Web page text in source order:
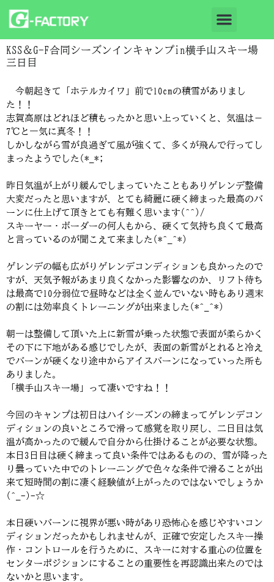
KSS＆G-F合同シーズンインキャンプin横手山スキー場
三日目
今朝起きて「ホテルカイワ」前で10cmの積雪がありまし
た！！
志賀高原はどれほど積もったかと思い上っていくと、気温は－
7℃と一気に真冬！！
しかしながら雪が良過ぎて風が強くて、多くが飛んで行ってし
まったようでした(*_*;
昨日気温が上がり緩んでしまっていたこともありゲレンデ整備
大変だったと思いますが、とても綺麗に硬く締まった最高のバ
ーンに仕上げて頂きとても有難く思います(^^)/
スキーヤー・ボーダーの何人もから、硬くて気持ち良くて最高
と言っているのが聞こえて来ました(*^_^*)
ゲレンデの幅も広がりゲレンデコンディションも良かったので
すが、天気予報があまり良くなかった影響なのか、リフト待ち
は最高で10分弱位で昼時などは全く並んでいない時もあり週末
の割には効率良くトレーニングが出来ました(*^_^*)
朝一は整備して頂いた上に新雪が乗った状態で表面が柔らかく
その下に下地がある感じでしたが、表面の新雪がとれると冷え
でバーンが硬くなり途中からアイスバーンになっていった所も
ありました。
「横手山スキー場」って凄いですね！！
今回のキャンプは初日はハイシーズンの締まってゲレンデコン
ディションの良いところで滑って感覚を取り戻し、二日目は気
温が高かったので緩んで自分から仕掛けることが必要な状態。
本日3日目は硬く締まって良い条件ではあるものの、雪が降った
り曇っていた中でのトレーニングで色々な条件で滑ることが出
来て短時間の割に凄く経験値が上がったのではないでしょうか
(^_-)-☆
本日硬いバーンに視界が悪い時があり恐怖心を感じやすいコン
ディションだったかもしれませんが、正確で安定したスキー操
作・コントロールを行うために、スキーに対する重心の位置を
センターポジションにすることの重要性を再認識出来たのでは
ないかと思います。